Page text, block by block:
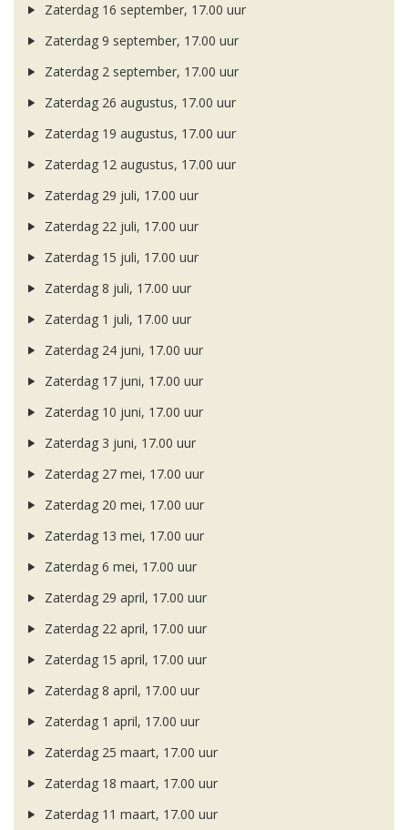
Zaterdag 16 september, 17.00 uur
Zaterdag 9 september, 17.00 uur
Zaterdag 2 september, 17.00 uur
Zaterdag 26 augustus, 17.00 uur
Zaterdag 19 augustus, 17.00 uur
Zaterdag 12 augustus, 17.00 uur
Zaterdag 29 juli, 17.00 uur
Zaterdag 22 juli, 17.00 uur
Zaterdag 15 juli, 17.00 uur
Zaterdag 8 juli, 17.00 uur
Zaterdag 1 juli, 17.00 uur
Zaterdag 24 juni, 17.00 uur
Zaterdag 17 juni, 17.00 uur
Zaterdag 10 juni, 17.00 uur
Zaterdag 3 juni, 17.00 uur
Zaterdag 27 mei, 17.00 uur
Zaterdag 20 mei, 17.00 uur
Zaterdag 13 mei, 17.00 uur
Zaterdag 6 mei, 17.00 uur
Zaterdag 29 april, 17.00 uur
Zaterdag 22 april, 17.00 uur
Zaterdag 15 april, 17.00 uur
Zaterdag 8 april, 17.00 uur
Zaterdag 1 april, 17.00 uur
Zaterdag 25 maart, 17.00 uur
Zaterdag 18 maart, 17.00 uur
Zaterdag 11 maart, 17.00 uur